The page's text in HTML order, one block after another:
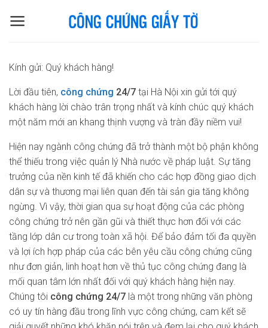
Kính gửi: Quý khách hàng!
Lời đầu tiên, công chứng 24/7 tại Hà Nội xin gửi tới quý
khách hàng lời chào trân trọng nhất và kính chúc quý khách
một năm mới an khang thịnh vượng và tràn đầy niềm vui!
Hiện nay ngành công chứng đã trở thành một bộ phận không
thể thiếu trong việc quản lý Nhà nước về pháp luật. Sự tăng
trưởng của nền kinh tế đã khiến cho các hợp đồng giao dịch
dân sự và thương mại liên quan đến tài sản gia tăng không
ngừng. Vì vậy, thời gian qua sự hoạt động của các phòng
công chứng trở nên gần gũi và thiết thực hơn đối với các
tầng lớp dân cư trong toàn xã hội. Để bảo đảm tối đa quyền
và lợi ích hợp pháp của các bên yêu cầu công chứng cũng
như đơn giản, linh hoạt hơn về thủ tục công chứng đang là
mối quan tâm lớn nhất đối với quý khách hàng hiện nay.
Chúng tôi công chứng 24/7 là một trong những văn phòng
có uy tín hàng đầu trong lĩnh vực công chứng, cam kết sẽ